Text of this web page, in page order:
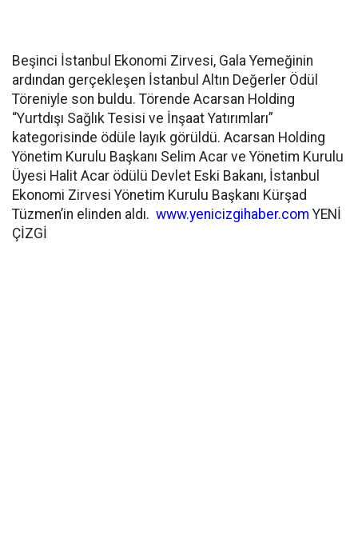
Beşinci İstanbul Ekonomi Zirvesi, Gala Yemeğinin
ardından gerçekleşen İstanbul Altın Değerler Ödül
Töreniyle son buldu. Törende Acarsan Holding
“Yurtdışı Sağlık Tesisi ve İnşaat Yatırımları”
kategorisinde ödüle layık görüldü. Acarsan Holding
Yönetim Kurulu Başkanı Selim Acar ve Yönetim Kurulu
Üyesi Halit Acar ödülü Devlet Eski Bakanı, İstanbul
Ekonomi Zirvesi Yönetim Kurulu Başkanı Kürşad
Tüzmen’in elinden aldı. www.yenicizgihaber.com YENİ
ÇİZGİ